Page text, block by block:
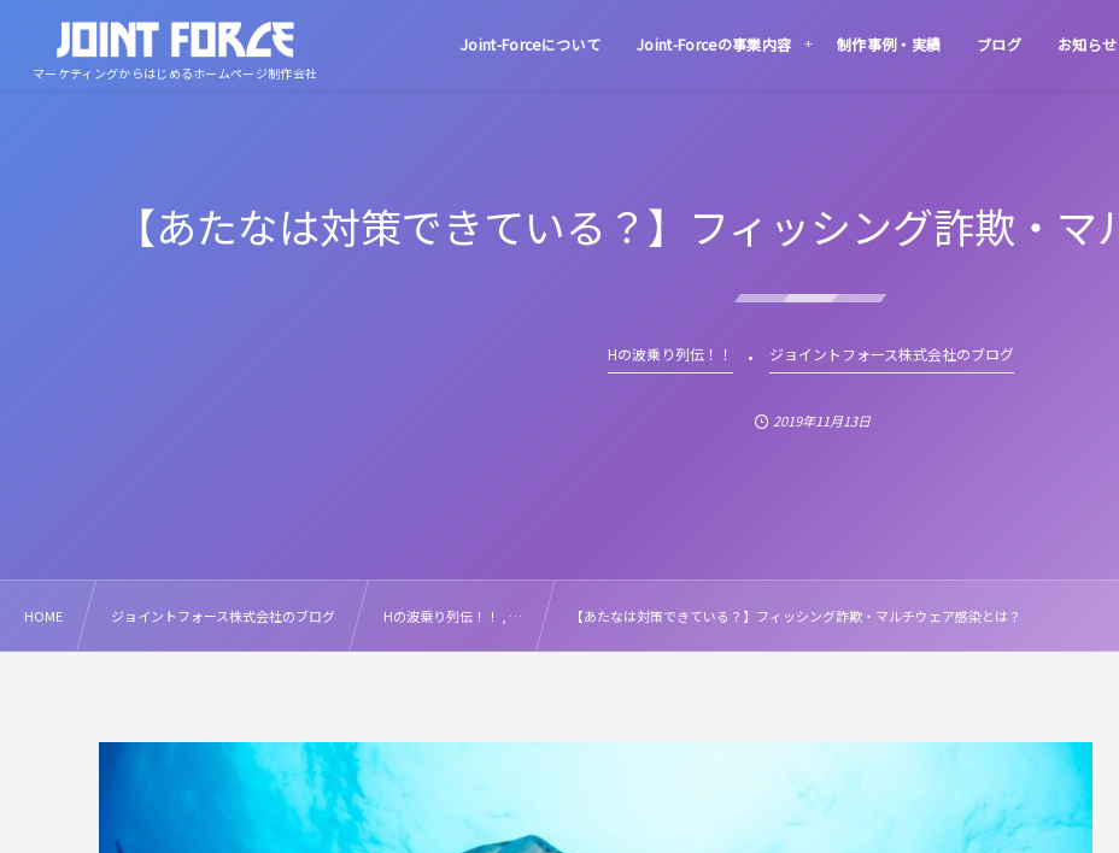
マーケティングからはじめるホームページ制作会社
Joint-Forceについて Joint-Forceの事業内容 制作事例・実績 ブログ お知らせ
【あたなは対策できている？】フィッシング詐欺・マ
Hの波乗り列伝！！ ジョイントフォース株式会社のブログ
2019年11月13日
HOME ジョイントフォース株式会社のブログ Hの波乗り列伝！！ , … 【あたなは対策できている？】フィッシング詐欺・マルチウェア感染とは？